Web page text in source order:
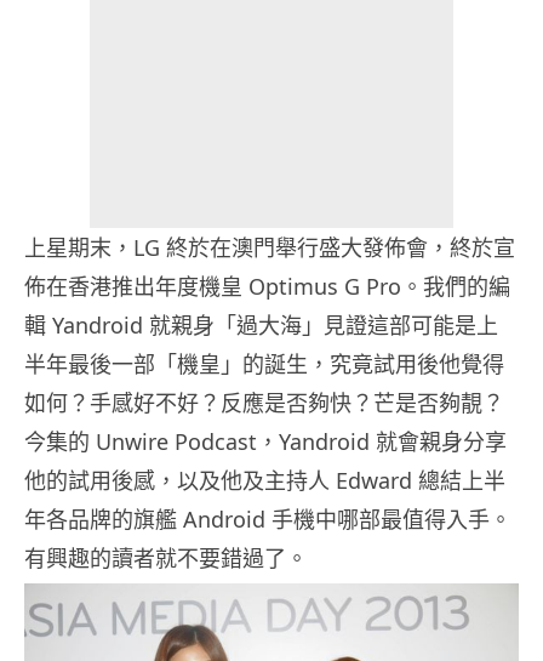
上星期末，LG 終於在澳門舉行盛大發佈會，終於宣
佈在香港推出年度機皇 Optimus G Pro。我們的編
輯 Yandroid 就親身「過大海」見證這部可能是上
半年最後一部「機皇」的誕生，究竟試用後他覺得
如何？手感好不好？反應是否夠快？芒是否夠靚？
今集的 Unwire Podcast，Yandroid 就會親身分享
他的試用後感，以及他及主持人 Edward 總結上半
年各品牌的旗艦 Android 手機中哪部最值得入手。
有興趣的讀者就不要錯過了。